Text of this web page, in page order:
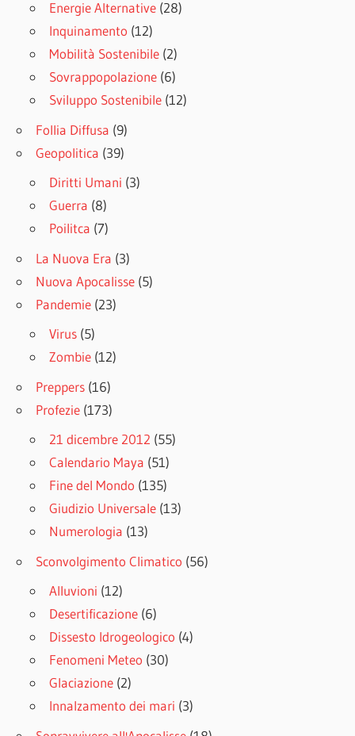
Energie Alternative (28)
Inquinamento (12)
Mobilità Sostenibile (2)
Sovrappopolazione (6)
Sviluppo Sostenibile (12)
Follia Diffusa (9)
Geopolitica (39)
Diritti Umani (3)
Guerra (8)
Poilitca (7)
La Nuova Era (3)
Nuova Apocalisse (5)
Pandemie (23)
Virus (5)
Zombie (12)
Preppers (16)
Profezie (173)
21 dicembre 2012 (55)
Calendario Maya (51)
Fine del Mondo (135)
Giudizio Universale (13)
Numerologia (13)
Sconvolgimento Climatico (56)
Alluvioni (12)
Desertificazione (6)
Dissesto Idrogeologico (4)
Fenomeni Meteo (30)
Glaciazione (2)
Innalzamento dei mari (3)